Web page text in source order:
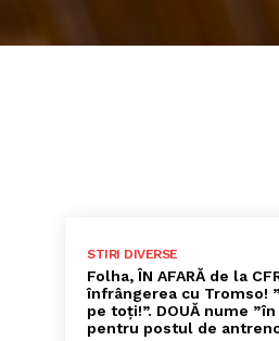
STIRI DIVERSE
Folha, ÎN AFARĂ de la
înfrângerea cu Tromso!
pe toți!”. DOUĂ nume
pentru postul de